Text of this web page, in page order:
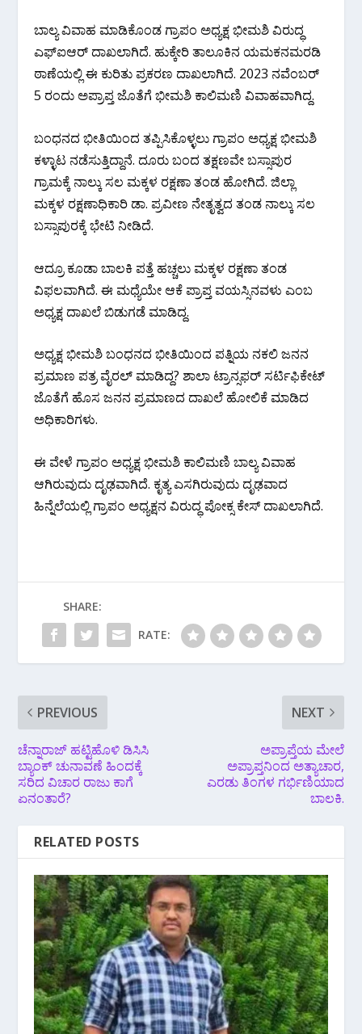
ಬಾಲ್ಯ ವಿವಾಹ ಮಾಡಿಕೊಂಡ ಗ್ರಾಪಂ ಅಧ್ಯಕ್ಷ ಭೀಮಶಿ ವಿರುದ್ಧ
ಎಫ್‌ಐಆ‌ರ್ ದಾಖಲಾಗಿದೆ. ಹುಕ್ಕೇರಿ ತಾಲೂಕಿನ ಯಮಕನಮರಡಿ
ಠಾಣೆಯಲ್ಲಿ ಈ ಕುರಿತು ಪ್ರಕರಣ ದಾಖಲಾಗಿದೆ. 2023 ನವೆಂಬರ್
5 ರಂದು ಅಪ್ರಾಪ್ತ ಜೊತೆಗೆ ಭೀಮಶಿ ಕಾಲಿಮಣಿ ವಿವಾಹವಾಗಿದ್ದ.
ಬಂಧನದ ಭೀತಿಯಿಂದ ತಪ್ಪಿಸಿಕೊಳ್ಳಲು ಗ್ರಾಪಂ ಅಧ್ಯಕ್ಷ ಭೀಮಶಿ
ಕಳ್ಳಾಟ ನಡೆಸುತ್ತಿದ್ದಾನೆ. ದೂರು ಬಂದ ತಕ್ಷಣವೇ ಬಸ್ಸಾಪುರ
ಗ್ರಾಮಕ್ಕೆ ನಾಲ್ಕು ಸಲ ಮಕ್ಕಳ ರಕ್ಷಣಾ ತಂಡ ಹೋಗಿದೆ. ಜಿಲ್ಲಾ
ಮಕ್ಕಳ ರಕ್ಷಣಾಧಿಕಾರಿ ಡಾ. ಪ್ರವೀಣ ನೇತೃತ್ವದ ತಂಡ ನಾಲ್ಕು ಸಲ
ಬಸ್ಸಾಪುರಕ್ಕೆ ಭೇಟಿ ನೀಡಿದೆ.
ಆದ್ರೂ ಕೂಡಾ ಬಾಲಕಿ ಪತ್ತೆ ಹಚ್ಚಲು ಮಕ್ಕಳ ರಕ್ಷಣಾ ತಂಡ
ವಿಫಲವಾಗಿದೆ. ಈ ಮಧ್ಯೆಯೇ ಆಕೆ ಪ್ರಾಪ್ತ ವಯಸ್ಸಿನವಳು ಎಂಬ
ಅಧ್ಯಕ್ಷ ದಾಖಲೆ ಬಿಡುಗಡೆ ಮಾಡಿದ್ದ.
ಅಧ್ಯಕ್ಷ ಭೀಮಶಿ ಬಂಧನದ ಭೀತಿಯಿಂದ ಪತ್ನಿಯ ನಕಲಿ ಜನನ
ಪ್ರಮಾಣ ಪತ್ರ ವೈರಲ್ ಮಾಡಿದ್ದ? ಶಾಲಾ ಟ್ರಾನ್ಸಫರ್ ಸರ್ಟಿಫಿಕೇಟ್
ಜೊತೆಗೆ ಹೊಸ ಜನನ ಪ್ರಮಾಣದ ದಾಖಲೆ ಹೋಲಿಕೆ ಮಾಡಿದ
ಅಧಿಕಾರಿಗಳು.
ಈ ವೇಳೆ ಗ್ರಾಪಂ ಅಧ್ಯಕ್ಷ ಭೀಮಶಿ ಕಾಲಿಮಣಿ ಬಾಲ್ಯ ವಿವಾಹ
ಆಗಿರುವುದು ದೃಢವಾಗಿದೆ. ಕೃತ್ಯ ಎಸಗಿರುವುದು ದೃಢವಾದ
ಹಿನ್ನೆಲೆಯಲ್ಲಿ ಗ್ರಾಪಂ ಅಧ್ಯಕ್ಷನ ವಿರುದ್ಧ ಪೋಕ್ಸ ಕೇಸ್ ದಾಖಲಾಗಿದೆ.
SHARE:
RATE:
PREVIOUS
ಚೆನ್ನಾರಾಜ್ ಹಟ್ಟಿಹೊಳಿ ಡಿಸಿಸಿ
ಬ್ಯಾಂಕ್ ಚುನಾವಣೆ ಹಿಂದಕ್ಕೆ
ಸರಿದ ವಿಚಾರ ರಾಜು ಕಾಗೆ
ಏನಂತಾರೆ?
NEXT
ಅಪ್ರಾಪ್ತೆಯ ಮೇಲೆ
ಅಪ್ರಾಪ್ತನಿಂದ ಅತ್ಯಾಚಾರ,
ಎರಡು ತಿಂಗಳ ಗರ್ಭಿಣಿಯಾದ
ಬಾಲಕಿ.
RELATED POSTS